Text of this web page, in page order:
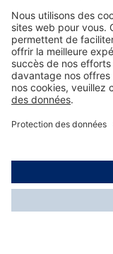
Nous contacter
A propos de
Informations
*Les taxes et les
dans les prix
supplémentaires